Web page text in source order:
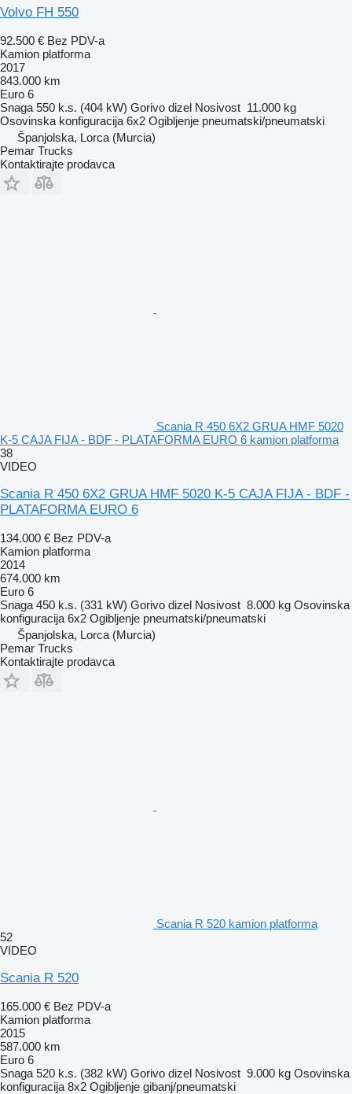
Volvo FH 550
92.500 € Bez PDV-a
Kamion platforma
2017
843.000 km
Euro 6
Snaga 550 k.s. (404 kW) Gorivo dizel Nosivost 11.000 kg
Osovinska konfiguracija 6x2 Ogibljenje pneumatski/pneumatski
Španjolska, Lorca (Murcia)
Pemar Trucks
Kontaktirajte prodavca
Scania R 450 6X2 GRUA HMF 5020
K-5 CAJA FIJA - BDF - PLATAFORMA EURO 6 kamion platforma
38
VIDEO
Scania R 450 6X2 GRUA HMF 5020 K-5 CAJA FIJA - BDF -
PLATAFORMA EURO 6
134.000 € Bez PDV-a
Kamion platforma
2014
674.000 km
Euro 6
Snaga 450 k.s. (331 kW) Gorivo dizel Nosivost 8.000 kg Osovinska
konfiguracija 6x2 Ogibljenje pneumatski/pneumatski
Španjolska, Lorca (Murcia)
Pemar Trucks
Kontaktirajte prodavca
Scania R 520 kamion platforma
52
VIDEO
Scania R 520
165.000 € Bez PDV-a
Kamion platforma
2015
587.000 km
Euro 6
Snaga 520 k.s. (382 kW) Gorivo dizel Nosivost 9.000 kg Osovinska
konfiguracija 8x2 Ogibljenje gibanj/pneumatski